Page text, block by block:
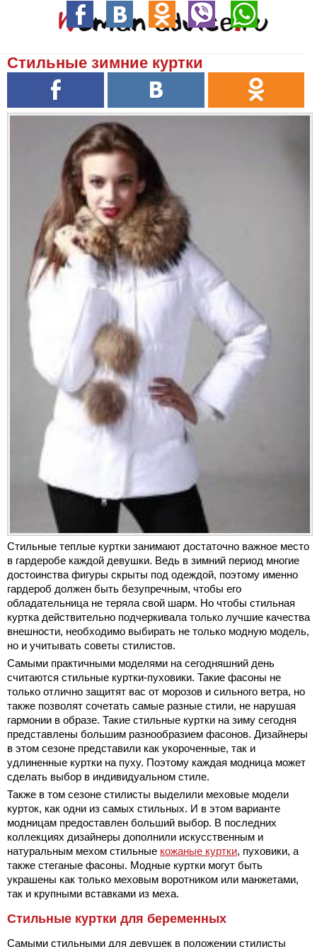
Стильные зимние куртки
Стильные теплые куртки занимают достаточно важное место
в гардеробе каждой девушки. Ведь в зимний период многие
достоинства фигуры скрыты под одеждой, поэтому именно
гардероб должен быть безупречным, чтобы его
обладательница не теряла свой шарм. Но чтобы стильная
куртка действительно подчеркивала только лучшие качества
внешности, необходимо выбирать не только модную модель,
но и учитывать советы стилистов.
Самыми практичными моделями на сегодняшний день
считаются стильные куртки-пуховики. Такие фасоны не
только отлично защитят вас от морозов и сильного ветра, но
также позволят сочетать самые разные стили, не нарушая
гармонии в образе. Такие стильные куртки на зиму сегодня
представлены большим разнообразием фасонов. Дизайнеры
в этом сезоне представили как укороченные, так и
удлиненные куртки на пуху. Поэтому каждая модница может
сделать выбор в индивидуальном стиле.
Также в том сезоне стилисты выделили меховые модели
курток, как одни из самых стильных. И в этом варианте
модницам предоставлен больший выбор. В последних
коллекциях дизайнеры дополнили искусственным и
натуральным мехом стильные кожаные куртки, пуховики, а
также стеганые фасоны. Модные куртки могут быть
украшены как только меховым воротником или манжетами,
так и крупными вставками из меха.
Стильные куртки для беременных
Самыми стильными для девушек в положении стилисты